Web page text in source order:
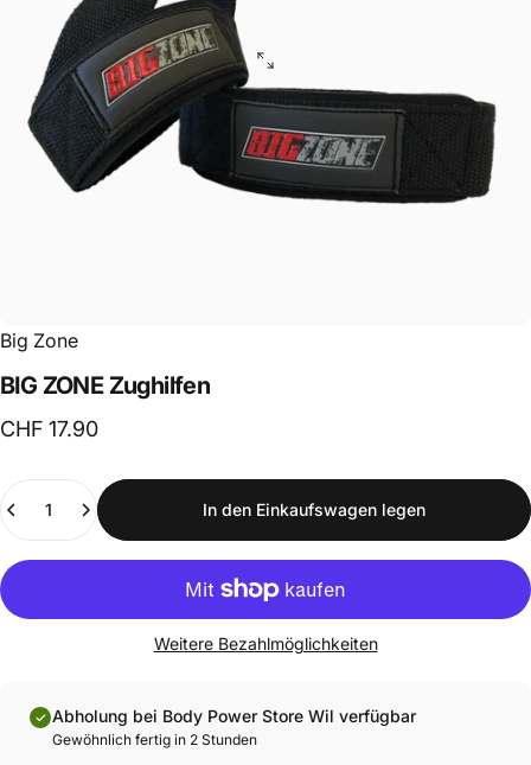
Big Zone
BIG ZONE Zughilfen
CHF 17.90
Anzahl
In den Einkaufswagen legen
Weitere Bezahlmöglichkeiten
Abholung bei Body Power Store Wil verfügbar
Gewöhnlich fertig in 2 Stunden